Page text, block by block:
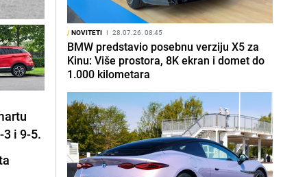
i 9-5.
/NOVITETI I 28.07.26. 08:45
BMW predstavio posebnu verziju X5 za
Kinu: Više prostora, 8K ekran i domet do
1.000 kilometara